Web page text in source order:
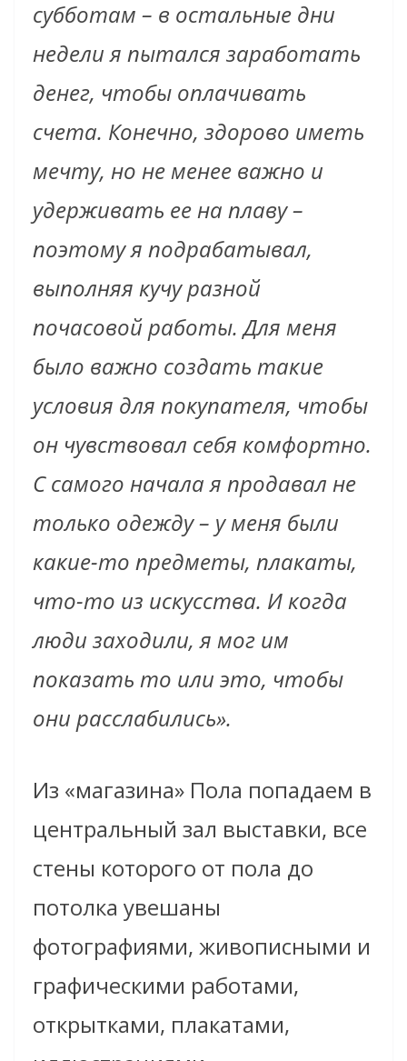
субботам – в остальные дни
недели я пытался заработать
денег, чтобы оплачивать
счета. Конечно, здорово иметь
мечту, но не менее важно и
удерживать ее на плаву –
поэтому я подрабатывал,
выполняя кучу разной
почасовой работы. Для меня
было важно создать такие
условия для покупателя, чтобы
он чувствовал себя комфортно.
С самого начала я продавал не
только одежду – у меня были
какие-то предметы, плакаты,
что-то из искусства. И когда
люди заходили, я мог им
показать то или это, чтобы
они расслабились».
Из «магазина» Пола попадаем в
центральный зал выставки, все
стены которого от пола до
потолка увешаны
фотографиями, живописными и
графическими работами,
открытками, плакатами,